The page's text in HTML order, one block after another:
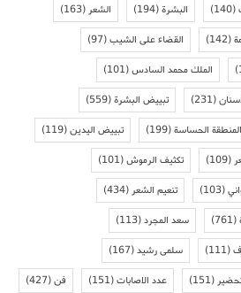
(140) البشرة(194) الشعر(163)
(142) القضاء على الشيب(97)
الملك محمد السادس(101)
(231) تبييض البشرة(559)
الحساسة(199) تبييض اليدين(119)
(109) تكثيف الرموش(101)
(103) تنعيم الشعر(434)
(761) سعد المجرد(113)
(111) سلمى رشيد(167)
(151) عدد الاصابات(151) فن(427)